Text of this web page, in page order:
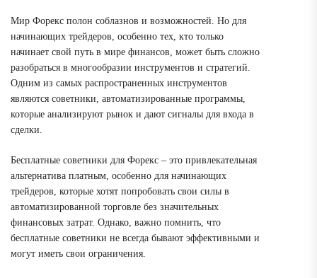
Мир Форекс полон соблазнов и возможностей. Но для
начинающих трейдеров, особенно тех, кто только
начинает свой путь в мире финансов, может быть сложно
разобраться в многообразии инструментов и стратегий.
Одним из самых распространенных инструментов
являются советники, автоматизированные программы,
которые анализируют рынок и дают сигналы для входа в
сделки.
Бесплатные советники для Форекс – это привлекательная
альтернатива платным, особенно для начинающих
трейдеров, которые хотят попробовать свои силы в
автоматизированной торговле без значительных
финансовых затрат. Однако, важно помнить, что
бесплатные советники не всегда бывают эффективными и
могут иметь свои ограничения.